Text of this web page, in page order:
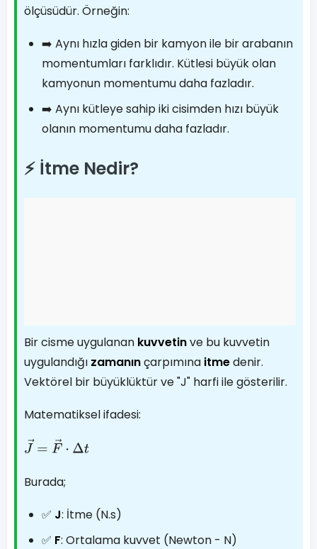
ölçüsüdür. Örneğin:
➡️ Aynı hızla giden bir kamyon ile bir arabanın
momentumları farklıdır. Kütlesi büyük olan
kamyonun momentumu daha fazladır.
➡️ Aynı kütleye sahip iki cisimden hızı büyük
olanın momentumu daha fazladır.
⚡ İtme Nedir?
Bir cisme uygulanan kuvvetinve bu kuvvetin
uygulandığı zamanınçarpımına itmedenir.
Vektörel bir büyüklüktür ve "J" harfi ile gösterilir.
Matematiksel ifadesi:
J→= F→⋅ Δt
Burada;
✅ J: İtme (N.s)
✅ F: Ortalama kuvvet (Newton - N)